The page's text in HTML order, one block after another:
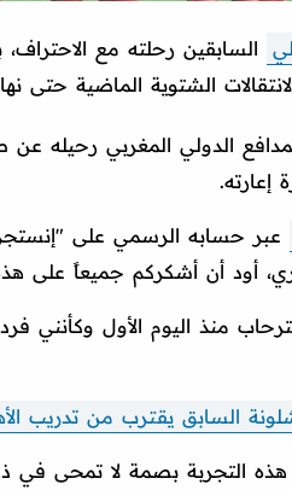
السابقين رحلته مع
الشتوية الماضية حتى
الدولي المغربي رحيله
إعارته.
عبر حسابه الرسمي على
أود أن أشكركم جميعاً على
منذ اليوم الأول وكأنني
السابق يقترب من تدريب
التجربة بصمة لا تمحى في